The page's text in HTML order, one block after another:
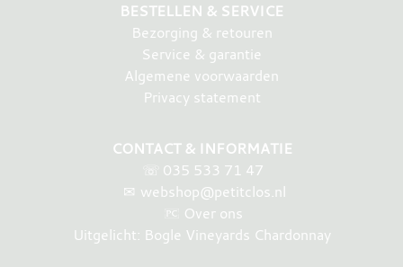
BESTELLEN & SERVICE
Bezorging & retouren
Service & garantie
Algemene voorwaarden
Privacy statement
CONTACT & INFORMATIE
☏ 035 533 71 47
✉ webshop@petitclos.nl
Over ons
Uitgelicht: Bogle Vineyards Chardonnay